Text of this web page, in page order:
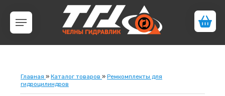
Главная » Каталог товаров » Ремкомплекты для
гидроцилиндров